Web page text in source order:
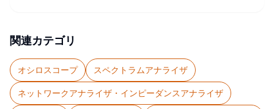
関連カテゴリ
オシロスコープ
スペクトラムアナライザ
ネットワークアナライザ・インピーダンスアナライザ